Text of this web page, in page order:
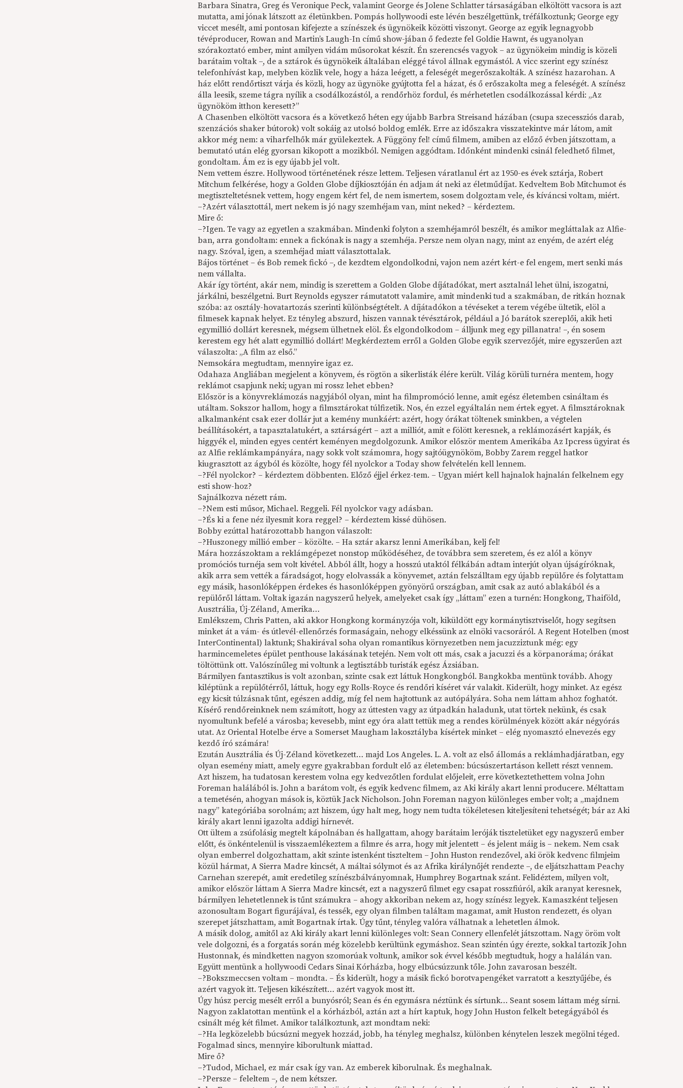
Barbara Sinatra, Greg és Veronique Peck, valamint George és Jolene Schlatter társaságában elköltött vacsora is azt
mutatta, ami jónak látszott az életünkben. Pompás hollywoodi este lévén beszélgettünk, tréfálkoztunk; George egy
viccet mesélt, ami pontosan kifejezte a szí­né­szek és ügynö­keik közötti viszonyt. George az egyik legnagyobb
tévéproducer, Rowan and Martin’s Laugh-In című show-jában ő fedezte fel Goldie Hawnt, és ugyanolyan
szórakoztató ember, mint amilyen vidám műsorokat készít. Én szerencsés vagyok – az ügynökeim mindig is közeli
barátaim voltak –, de a sztárok és ügynökeik általában eléggé távol állnak egymástól. A vicc szerint egy színész
telefonhívást kap, melyben közlik vele, hogy a háza leégett, a feleségét megerőszakolták. A színész hazarohan. A
ház előtt rendőrtiszt várja és közli, hogy az ügynöke gyújtotta fel a házat, és ő erőszakolta meg a feleségét. A színész
álla leesik, szeme tágra nyílik a csodálkozástól, a rendőrhöz fordul, és mérhetetlen csodálkozással kérdi: „Az
ügynököm itthon keresett?”
A Chasenben elköltött vacsora és a következő héten egy újabb Barbra Streisand házában (csupa szecessziós darab,
szenzációs shaker bútorok) volt sokáig az utolsó boldog emlék. Erre az időszakra visszatekintve már látom, amit
akkor még nem: a viharfelhők már gyülekeztek. A Függöny fel! című filmem, amiben az előző évben játszottam, a
bemutató után elég gyorsan kikopott a mozikból. Nemigen aggódtam. Időnként mindenki csinál feledhető filmet,
gondoltam. Ám ez is egy újabb jel volt.
Nem vettem észre. Hollywood történetének része lettem. Teljesen váratlanul ért az 1950-es évek sztárja, Robert
Mitchum felkérése, hogy a Golden Globe díjkiosztóján én adjam át neki az életműdí­jat. Kedveltem Bob Mitchumot és
megtiszteltetésnek vettem, hogy engem kért fel, de nem ismertem, sosem dolgoztam vele, és kíváncsi voltam, miért.
–?Azért választottál, mert nekem is jó nagy szemhéjam van, mint neked? – kérdeztem.
Mire ő:
–?Igen. Te vagy az egyetlen a szakmában. Mindenki folyton a szemhé­jamról beszélt, és amikor megláttalak az Alfie-
ban, arra gondoltam: ennek a fickónak is nagy a szemhéja. Persze nem olyan nagy, mint az enyém, de azért elég
nagy. Szóval, igen, a szemhé­jad miatt választottalak.
Bájos történet – és Bob remek fickó –, de kezdtem elgondolkodni, vajon nem azért kért-e fel engem, mert senki más
nem vállalta.
Akár így történt, akár nem, mindig is szerettem a Golden Globe díjátadókat, mert asztalnál lehet ülni, iszogatni,
járkálni, beszélgetni. Burt Reynolds egyszer rámutatott valamire, amit mindenki tud a szakmában, de ritkán hoznak
szóba: az osztály-hovatartozás szerinti különbségtételt. A díjátadókon a tévéseket a terem végébe ültetik, elöl a
filmesek kapnak helyet. Ez tényleg abszurd, hiszen vannak tévésztárok, például a Jó barátok szereplői, akik heti
egymillió dollárt keresnek, mégsem ülhetnek elöl. És elgondolkodom – álljunk meg egy pillanatra! –, én sosem
kerestem egy hét alatt egymillió dollárt! Megkérdeztem erről a Golden Globe egyik szervezőjét, mire egyszerűen azt
válaszolta: „A film az első.”
Nemsokára megtudtam, mennyire igaz ez.
Odahaza Angliában megjelent a könyvem, és rögtön a sikerlisták élére került. Világ körüli turnéra mentem, hogy
reklámot csapjunk neki; ugyan mi rossz lehet ebben?
Először is a könyvreklámozás nagyjából olyan, mint ha filmpromó­ció lenne, amit egész életemben csináltam és
utáltam. Sokszor hallom, hogy a filmsztárokat túlfizetik. Nos, én ezzel egyáltalán nem értek egyet. A filmsztároknak
alkalmanként csak ezer dollár jut a kemény munkáért: azért, hogy órákat töltenek sminkben, a végtelen
beállításokért, a tapasztalatukért, a sztárságért – azt a milliót, amit e fölött keresnek, a reklámozásért kapják, és
higgyék el, minden egyes centért keményen megdolgozunk. Amikor először mentem Amerikába Az Ipcress ügyirat és
az Alfie reklámkampá­nyá­ra, nagy sokk volt számomra, hogy sajtóügynököm, Bobby Zarem reggel hatkor
kiugrasztott az ágyból és közölte, hogy fél nyolckor a Today show felvételén kell lennem.
–?Fél nyolckor? – kérdeztem döbbenten. Előző éjjel érkez-tem. – Ugyan miért kell hajnalok hajnalán felkelnem egy
esti show-hoz?
Sajnálkozva nézett rám.
–?Nem esti műsor, Michael. Reggeli. Fél nyolckor vagy adásban.
–?És ki a fene néz ilyesmit kora reggel? – kérdeztem kissé dühösen.
Bobby ezúttal határozottabb hangon válaszolt:
–?Huszonegy millió ember – közölte. – Ha sztár akarsz lenni Amerikában, kelj fel!
Mára hozzászoktam a reklámgépezet nonstop működéséhez, de továbbra sem szeretem, és ez alól a könyv
promóciós turnéja sem volt kivétel. Abból állt, hogy a hosszú utaktól félkábán adtam interjút olyan újságíróknak,
akik arra sem vették a fáradságot, hogy elolvassák a könyvemet, aztán felszálltam egy újabb repülőre és folytattam
egy másik, hasonlóképpen érdekes és hasonlóképpen gyönyörű országban, amit csak az autó ablakából és a
repülőről láttam. Voltak igazán nagyszerű helyek, amelyeket csak így „láttam” ezen a turnén: Hongkong, Thaiföld,
Ausztrália, Új-Zéland, Amerika…
Emlékszem, Chris Patten, aki akkor Hongkong kormányzója volt, kiküldött egy kormánytisztviselőt, hogy segítsen
minket át a vám- és útlevél-ellenőrzés formaságain, nehogy elkéssünk az elnöki vacsoráról. A Regent Hotelben (most
InterContinental) laktunk; Shakirával soha olyan romantikus környezetben nem jacuzziztunk még: egy
harmincemeletes épület penthouse lakásának tetején. Nem volt ott más, csak a jacuzzi és a körpanoráma; órákat
töltöttünk ott. Valószínűleg mi voltunk a legtisztább turisták egész Ázsiában.
Bármilyen fantasztikus is volt azonban, szinte csak ezt láttuk Hongkongból. Bangkokba mentünk tovább. Ahogy
kiléptünk a repülőtérről, láttuk, hogy egy Rolls-Royce és rendőri kíséret vár valakit. Kiderült, hogy minket. Az egész
egy kicsit túlzásnak tűnt, egészen addig, míg fel nem hajtottunk az autópályára. Soha nem láttam ahhoz foghatót.
Kísérő rendőreinknek nem számított, hogy az úttesten vagy az útpadkán haladunk, utat törtek nekünk, és csak
nyomultunk befelé a városba; kevesebb, mint egy óra alatt tettük meg a rendes körülmények között akár négyórás
utat. Az Oriental Hotelbe érve a Somerset Maugham lakosztályba kísértek minket – elég nyomasztó elnevezés egy
kezdő író számára!
Ezután Ausztrália és Új-Zéland következett… majd Los Angeles. L. A. volt az első állomás a reklámhadjáratban, egy
olyan esemény miatt, amely egyre gyakrabban fordult elő az életemben: búcsúszertartáson kellett részt vennem.
Azt hiszem, ha tudatosan kerestem volna egy kedvezőtlen fordulat előjeleit, erre következtethettem volna John
Foreman halálából is. John a barátom volt, és egyik kedvenc filmem, az Aki király akart lenni producere. Méltattam
a temetésén, ahogyan mások is, köztük Jack Nicholson. John Foreman nagyon különleges ember volt; a „majdnem
nagy” kategóriába sorolnám; azt hiszem, úgy halt meg, hogy nem tudta tökéletesen kiteljesíteni tehetségét; bár az Aki
király akart lenni igazolta addigi hírnevét.
Ott ültem a zsúfolásig megtelt kápolnában és hallgattam, ahogy barátaim leróják tiszteletüket egy nagyszerű ember
előtt, és önkéntelenül is visszaemlékeztem a filmre és arra, hogy mit jelentett – és jelent máig is – nekem. Nem csak
olyan emberrel dolgozhattam, akit szinte istenként tiszteltem – John Huston rendezővel, aki örök kedvenc filmjeim
közül hármat, A Sierra Madre kincsét, A máltai sólymot és az Afrika királynőjét rendezte –, de eljátszhattam Peachy
Carnehan szerepét, amit eredetileg színészbálványomnak, Humphrey Bogartnak szánt. Felidéztem, milyen volt,
amikor először láttam A Sierra Madre kincsét, ezt a nagyszerű filmet egy csapat rosszfiúról, akik aranyat keresnek,
bármilyen lehetetlennek is tűnt számukra – ahogy akkoriban nekem az, hogy színész legyek. Kamaszként teljesen
azonosultam Bogart figurájával, és tessék, egy olyan filmben találtam magamat, amit Huston rendezett, és olyan
szerepet játszhattam, amit Bogartnak írtak. Úgy tűnt, tényleg valóra válhatnak a lehetetlen álmok.
A másik dolog, amitől az Aki király akart lenni különleges volt: Sean Connery ellenfelét játszottam. Nagy öröm volt
vele dolgozni, és a forgatás során még közelebb kerültünk egymáshoz. Sean szintén úgy érezte, sokkal tartozik John
Hustonnak, és mindketten nagyon szomorúak voltunk, amikor sok évvel később megtudtuk, hogy a halálán van.
Együtt mentünk a hollywoodi Cedars Sinai Kórházba, hogy elbúcsúzzunk tőle. John zavarosan beszélt.
–?Bokszmeccsen voltam – mondta. – És kiderült, hogy a másik fickó borotvapengéket varratott a kesztyűjébe, és
azért vagyok itt. Teljesen kikészített… azért vagyok most itt.
Úgy húsz percig mesélt erről a bunyósról; Sean és én egymásra néztünk és sírtunk… Seant sosem láttam még sírni.
Nagyon zaklatottan mentünk el a kórházból, aztán azt a hírt kaptuk, hogy John Huston felkelt betegágyából és
csinált még két filmet. Amikor találkoztunk, azt mondtam neki:
–?Ha legközelebb búcsúzni megyek hozzád, jobb, ha tényleg meghalsz, különben kénytelen leszek megölni téged.
Fogalmad sincs, mennyire kiborultunk miattad.
Mire ő?
–?Tudod, Michael, ez már csak így van. Az emberek kiborulnak. És meghalnak.
–?Persze – feleltem –, de nem kétszer.